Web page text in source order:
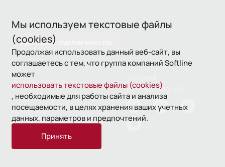
Мы используем текстовые файлы
(cookies)
Продолжая использовать данный веб-сайт, вы
соглашаетесь с тем, что группа компаний Softline
может
использовать текстовые файлы (cookies)
, необходимые для работы сайта и анализа
посещаемости, в целях хранения ваших учетных
данных, параметров и предпочтений.
Принять
Связаться с отделом качества
© 1993—2026 Softline
использования
Политика
конфиденциальности